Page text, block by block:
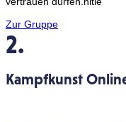
Zur Gruppe
2.
Kampfkunst